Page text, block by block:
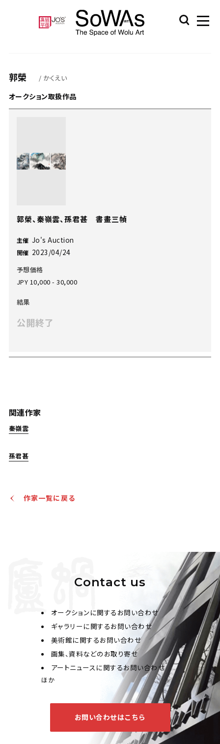
郭榮 / かくえい
関連作家
秦嶺雲
孫君甚
オークション取扱作品
郭榮、秦嶺雲、孫君甚 書畫三幀
主催 Jo's Auction
開催 2023/04/24
予想価格
JPY 10,000 - 30,000
結果
公開終了
作家一覧に戻る
Contact us
オークションに関するお問い合わせ
ギャラリーに関するお問い合わせ
美術館に関するお問い合わせ
画集、資料などのお取り寄せ
アートニュースに関するお問い合わせ
ほか
お問い合わせはこちら